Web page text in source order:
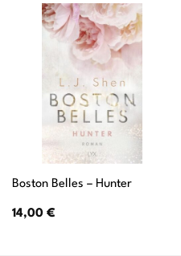
Boston Belles – Hunter
14,00 €